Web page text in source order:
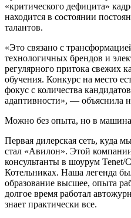
«критического дефицита»
находится в состоянии
талантов.
«Это связано с
технологичных брендов и
регулярного притока свежих
обучения. Конкурс на место
фокус с количества
адаптивности», — объяснила
Можно без опыта, но в
Первая дилерская сеть, куда
стал «Авилон». Этой
консультанты в шоурум Tenet/
Котельниках. Наша легенда
образование высшее, опыта
долгое время работал
знает практически все.